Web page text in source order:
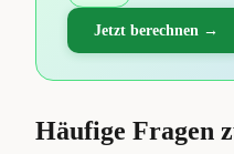
Jetzt berechnen →
Häufige Fragen